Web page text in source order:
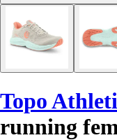
Topo
running